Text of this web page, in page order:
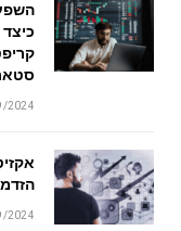
כיצד
2024
2024